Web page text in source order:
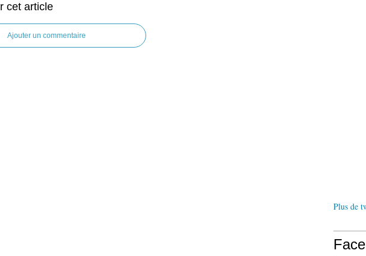
cet article
Ajouter un commentaire
Plus de